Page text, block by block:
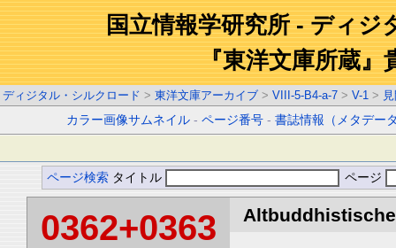
国立情報学研究所 - ディジ
『東洋文庫所蔵』
ディジタル・シルクロード > 東洋文庫アーカイブ > VIII-5-B4-a-7 > V-1 >
カラー画像サムネイル -ページ番号 -書誌情報（メタデー
ページ検索 タイトル ページ
0362+0363